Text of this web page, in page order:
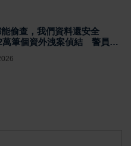
能偷查，我們資料還安全
萬筆個資外洩案偵結 警員查